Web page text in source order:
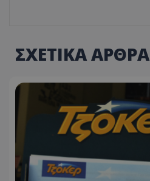
ΣΧΕΤΙΚΑ ΑΡΘΡΑ